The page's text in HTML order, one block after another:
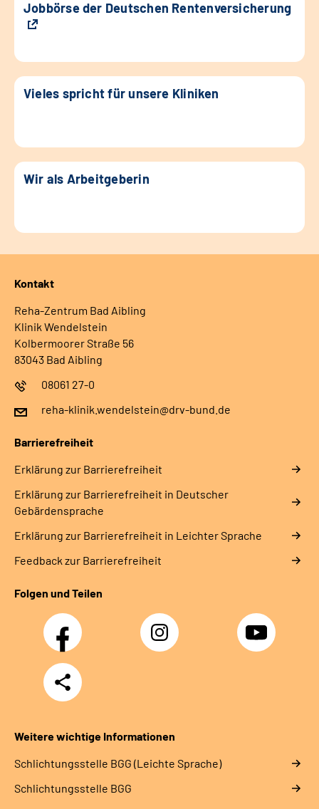
Jobbörse der Deutschen Rentenversicherung
Vieles spricht für unsere Kliniken
Wir als Arbeitgeberin
Kontakt
Reha-Zentrum Bad Aibling
Klinik Wendelstein
Kolbermoorer Straße 56
83043 Bad Aibling
08061 27-0
reha-klinik.wendelstein@drv-bund.de
Barrierefreiheit
Erklärung zur Barrierefreiheit
Erklärung zur Barrierefreiheit in Deutscher
Gebärdensprache
Erklärung zur Barrierefreiheit in Leichter Sprache
Feedback zur Barrierefreiheit
Folgen und Teilen
Facebook Instagram YouTube
Teilen
Weitere wichtige Informationen
Schlich­tungs­stel­le BGG (Leichte Sprache)
Schlich­tungs­stel­le BGG